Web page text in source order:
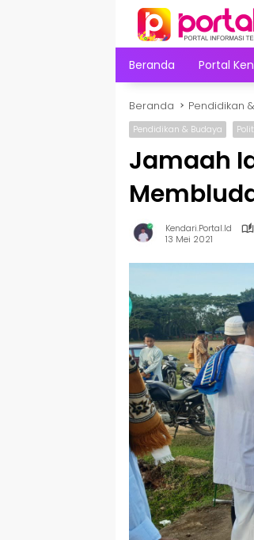
Beranda Portal
Beranda Pendidikan
Pendidikan & Budaya
Jamaah
Kendari.portal.id
13 Mei 2021